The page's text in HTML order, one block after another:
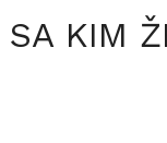
KIM